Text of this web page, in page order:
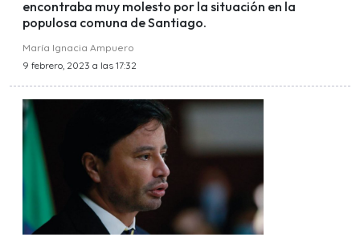
encontraba muy molesto por la situación en la
populosa comuna de Santiago.
María Ignacia Ampuero
9 febrero, 2023 a las 17:32